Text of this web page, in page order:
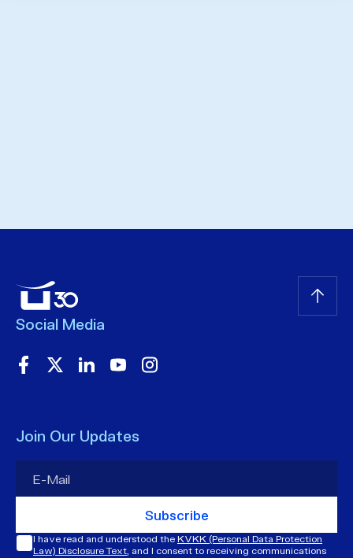
Social Media
Join Our Updates
Subscribe
I have read and understood the KVKK (Personal Data Protection
Law) Disclosure Text, and I consent to receiving communications